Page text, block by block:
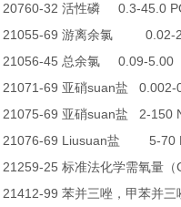
20760-32 活性磷 0.3-45.0
21055-69 游离余氯 0.02-
21056-45 总余氯 0.09-5.00
21071-69 亚硝suan盐
21075-69 亚硝suan盐 2-150
21076-69 Liusuan盐 5-70
21259-25 标准法化学需氧量（
21412-99 苯并三唑，甲苯并三